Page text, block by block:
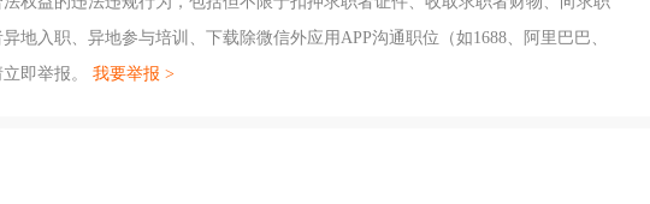
地入职、异地参与培训、下载除微信外应用APP沟通职位（如1688、阿里巴巴、
即举报。 我要举报 >